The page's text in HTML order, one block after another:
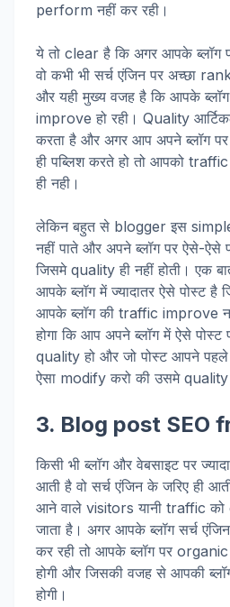
perform नहीं कर रही।
ये तो clear है कि अगर आपके ब्लॉग
वो कभी भी सर्च एंजिन पर अच्छा
और यही मुख्य वजह है कि आपके
improve हो रही। Quality
करता है और अगर आप अपने ब्लॉग
ही पब्लिश करते हो तो आपको
ही नही।
लेकिन बहुत से blogger इस
नहीं पाते और अपने ब्लॉग पर ऐसे-ऐसे
जिसमे quality ही नहीं होती। एक
आपके ब्लॉग में ज्यादातर ऐसे पोस्ट है
आपके ब्लॉग की traffic improve
होगा कि आप अपने ब्लॉग में ऐसे पोस्ट
quality हो और जो पोस्ट आपने पहले
ऐसा modify करो की उसमे
3. Blog post SEO
किसी भी ब्लॉग और वेबसाइट पर
आती है वो सर्च एंजिन के जरिए ही
आने वाले visitors यानी traffic
जाता है। अगर आपके ब्लॉग सर्च
कर रही तो आपके ब्लॉग पर
होगी और जिसकी वजह से आपकी
होगी।